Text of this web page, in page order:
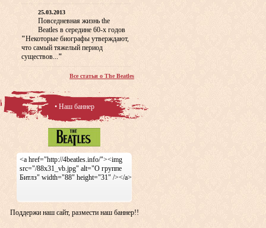
25.03.2013
Повседневная жизнь the
Beatles в середине 60-х годов
"Некоторые биографы утверждают,
что самый тяжелый период
существов..."
Все статьи о The Beatles
• Наш баннер
<a href="http://4beatles.info/"><img
src="/88x31_vb.jpg" alt="О группе
Битлз" width="88" height="31" /></a>
Поддержи наш сайт, размести наш баннер!!